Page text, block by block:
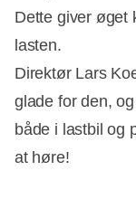
Dette giver øget
lasten.
Direktør Lars
glade for den,
både i lastbil og
at høre!